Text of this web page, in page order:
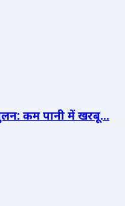
कम पानी में खरबू...